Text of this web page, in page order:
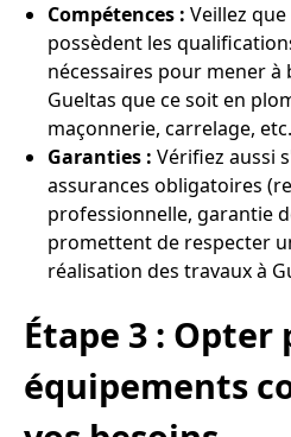
Compétences : Veillez
possèdent les
nécessaires pour mener
Gueltas que ce soit en
maçonnerie, carrelage, etc.
Garanties : Vérifiez aussi
assurances obligatoires
professionnelle, garantie
promettent de respecter
réalisation des travaux à
Étape 3 : Opter
équipements